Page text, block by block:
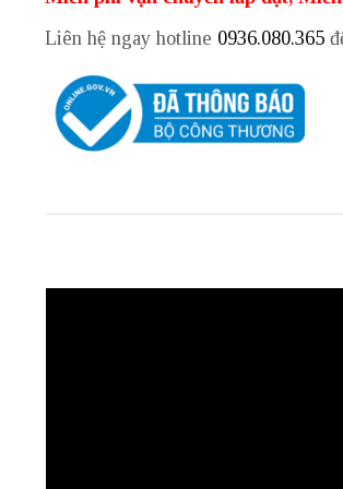
Liên hệ ngay hotline 0936.080.365